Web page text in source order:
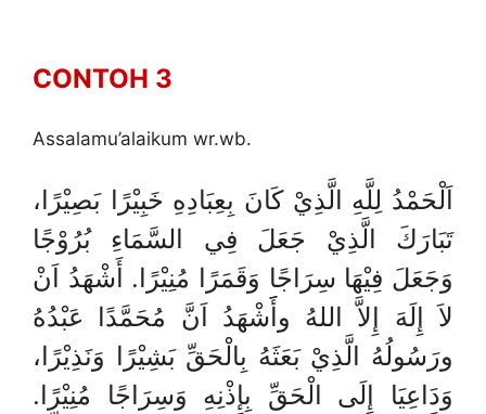
CONTOH 3
Assalamu’alaikum wr.wb.
اَلْحَمْدُ لِلَّهِ الَّذِيْ كَانَ بِعِبَادِهِ خَبِيْرًا بَصِيْرًا،
تَبَارَكَ الَّذِيْ جَعَلَ فِي السَّمَاءِ بُرُوْجًا
وَجَعَلَ فِيْهَا سِرَاجًا وَقَمَرًا مُنِيْرًا. أَشْهَدُ اَنْ
لاَ إِلَهَ إِلاَّ اللهُ وأََشْهَدُ اَنَّ مُحَمَّدًا عَبْدُهُ
ورَسُولُهُ الَّذِيْ بَعَثَهُ بِالْحَقِّ بَشِيْرًا وَنَذِيْرًا،
وَدَاعِيَا إِلَى الْحَقِّ بِإِذْنِهِ وَسِرَاجًا مُنِيْرًا.